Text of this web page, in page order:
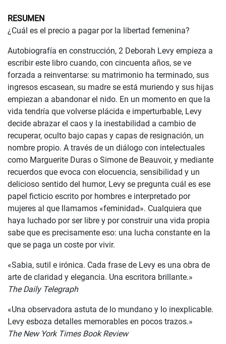
RESUMEN
¿Cuál es el precio a pagar por la libertad femenina?
Autobiografía en construcción, 2 Deborah Levy empieza a
escribir este libro cuando, con cincuenta años, se ve
forzada a reinventarse: su matrimonio ha terminado, sus
ingresos escasean, su madre se está muriendo y sus hijas
empiezan a abandonar el nido. En un momento en que la
vida tendría que volverse plácida e imperturbable, Levy
decide abrazar el caos y la inestabilidad a cambio de
recuperar, oculto bajo capas y capas de resignación, un
nombre propio. A través de un diálogo con intelectuales
como Marguerite Duras o Simone de Beauvoir, y mediante
recuerdos que evoca con elocuencia, sensibilidad y un
delicioso sentido del humor, Levy se pregunta cuál es ese
papel ficticio escrito por hombres e interpretado por
mujeres al que llamamos «feminidad». Cualquiera que
haya luchado por ser libre y por construir una vida propia
sabe que es precisamente eso: una lucha constante en la
que se paga un coste por vivir.
«Sabia, sutil e irónica. Cada frase de Levy es una obra de
arte de claridad y elegancia. Una escritora brillante.»
The Daily Telegraph
«Una observadora astuta de lo mundano y lo inexplicable.
Levy esboza detalles memorables en pocos trazos.»
The New York Times Book Review